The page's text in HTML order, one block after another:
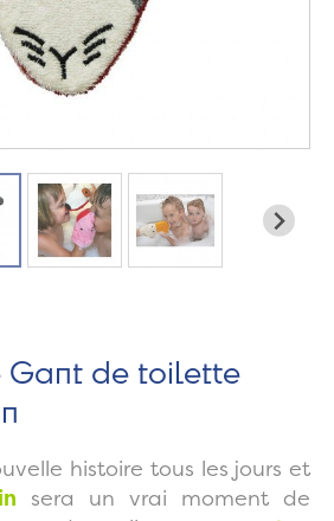
Gant de toilette
histoire tous les jours et
sera un vrai moment de